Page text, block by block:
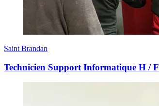
Saint Brandan
Technicien Support Informatique H / F